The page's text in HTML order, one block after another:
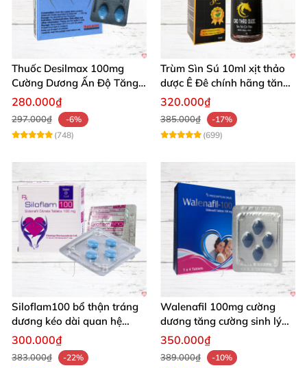
Thuốc Desilmax 100mg
Cường Dương Ấn Độ Tăng
Sinh Lý Tốt Nhất
280.000₫
297.000₫
-6%
(748)
Trùm Sìn Sú 10ml xịt thảo
dược Ê Đê chính hãng tăng
cường sinh lý
320.000₫
385.000₫
-17%
(699)
Siloflam100 bổ thận tráng
dương kéo dài quan hệ
mạnh mẽ nam
300.000₫
383.000₫
-22%
Walenafil 100mg cường
dương tăng cường sinh lý
kéo dài thời gian
350.000₫
389.000₫
-10%